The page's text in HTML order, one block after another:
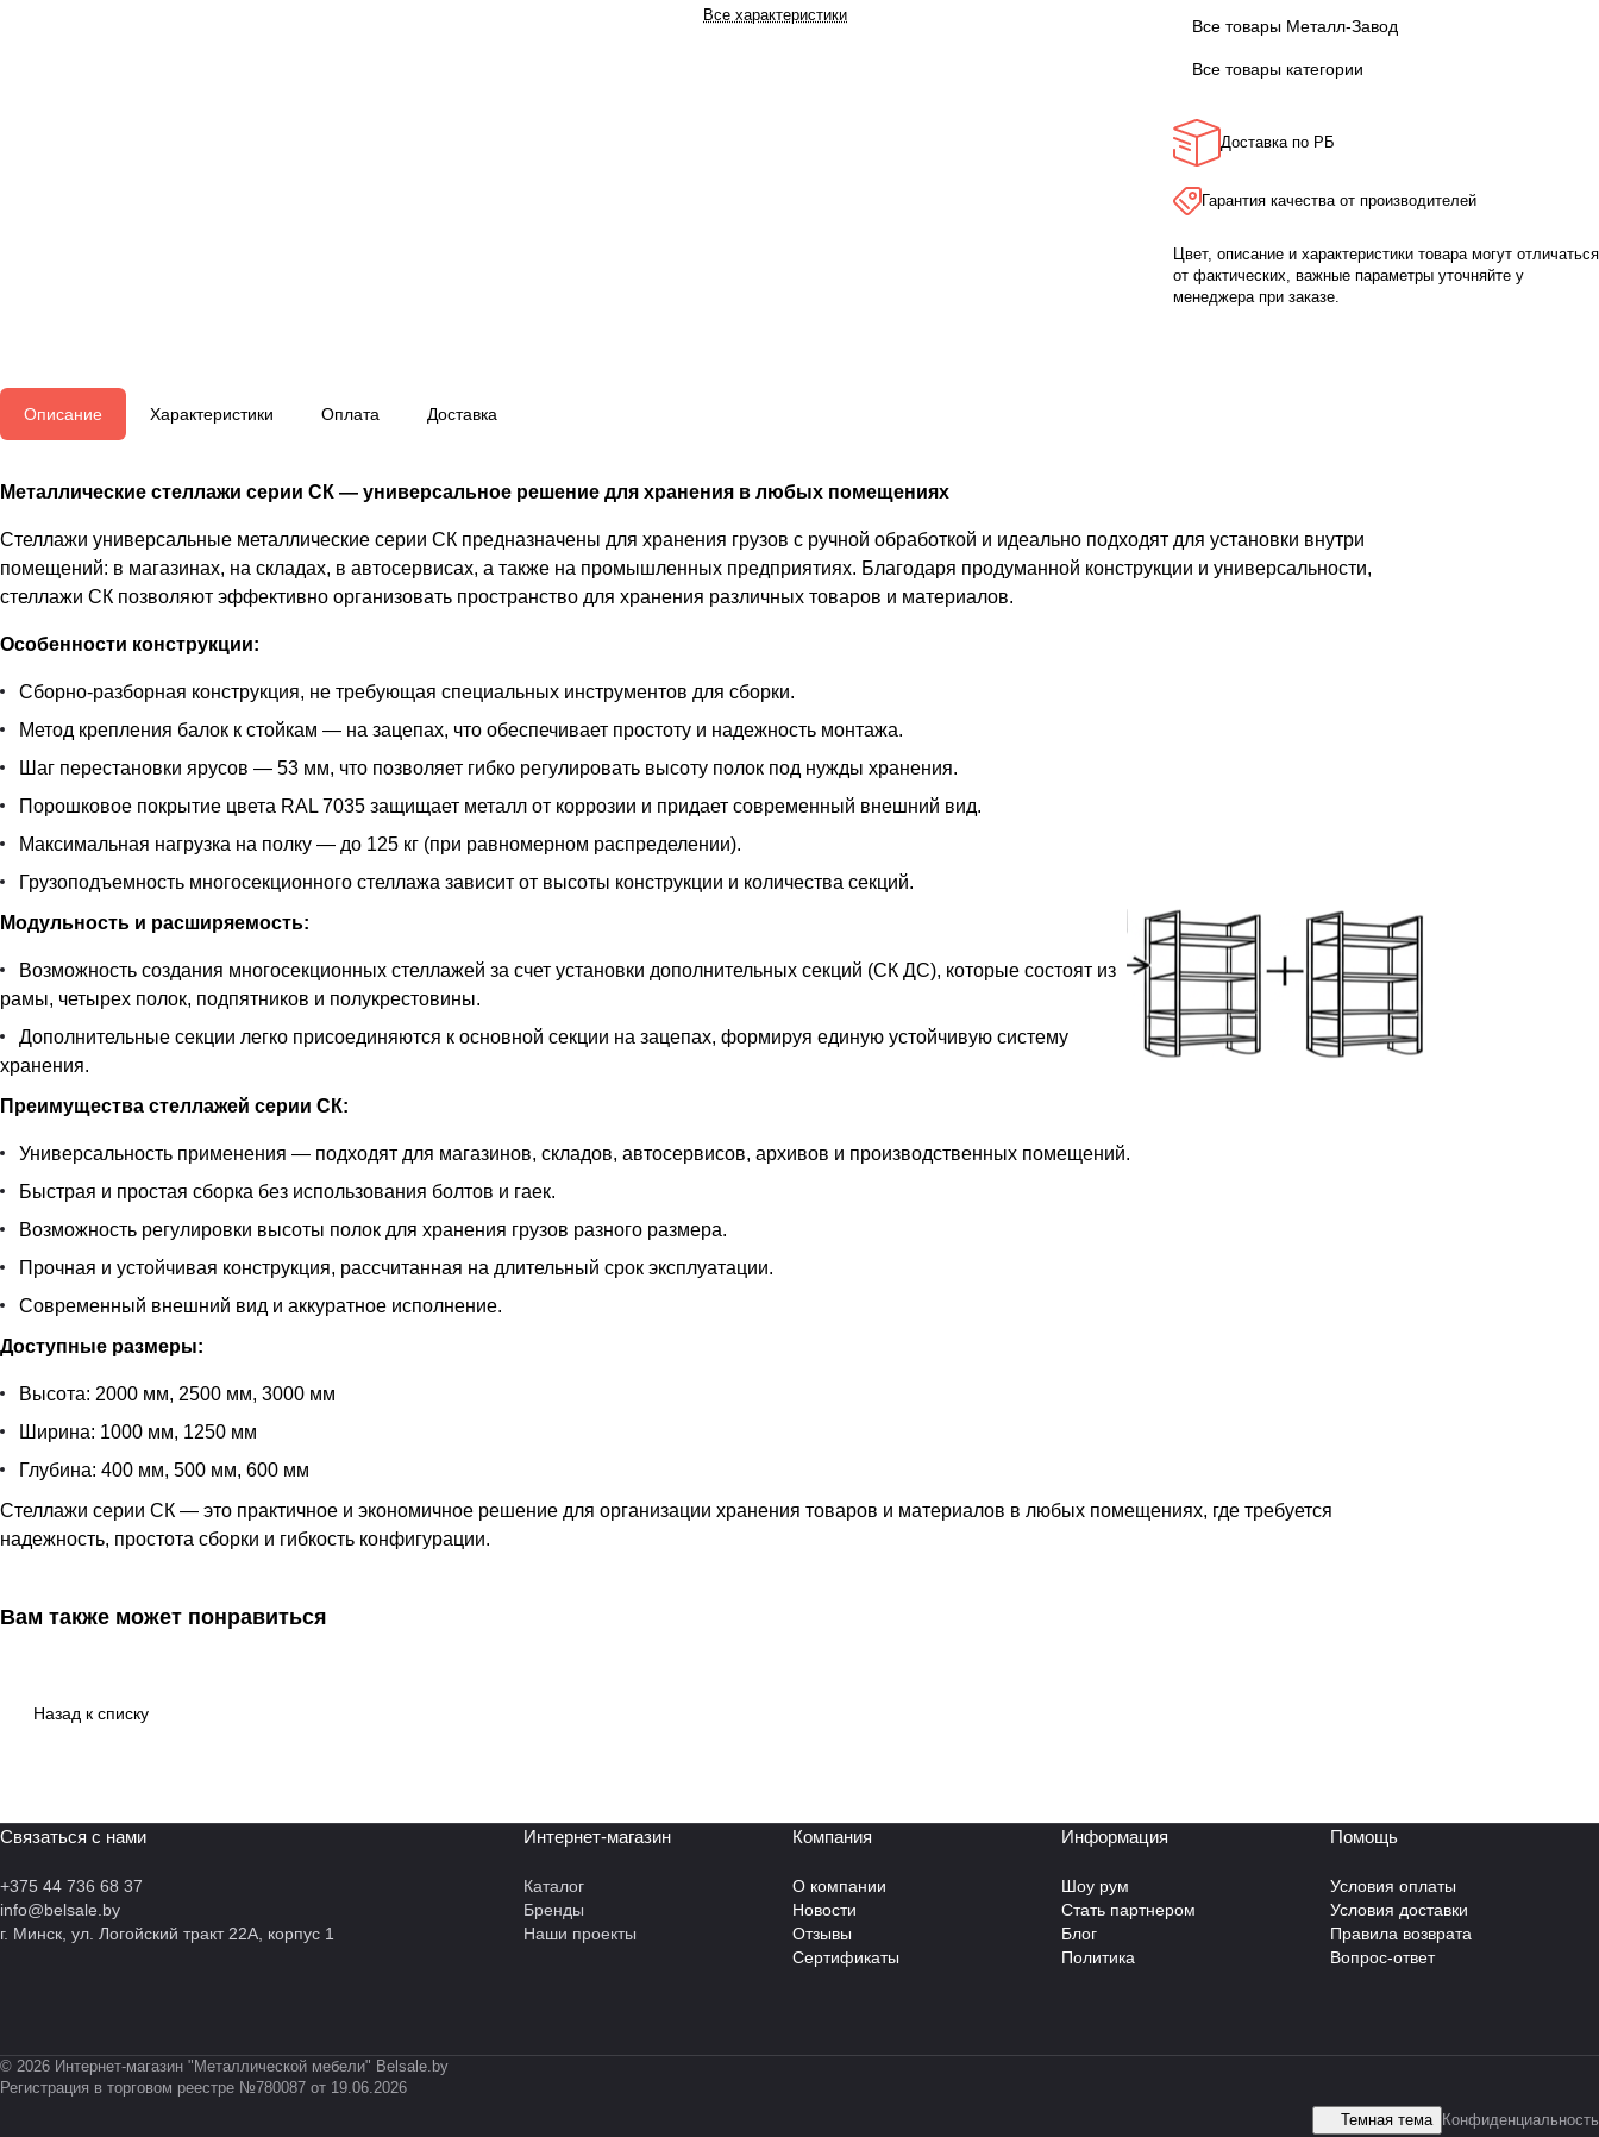
Все характеристики
Все товары Металл-Завод
Все товары категории
Доставка по РБ
Гарантия качества от производителей
Цвет, описание и характеристики товара могут отличаться
от фактических, важные параметры уточняйте у
менеджера при заказе.
Описание Характеристики Оплата Доставка
Металлические стеллажи серии СК — универсальное решение для хранения в любых помещениях
Стеллажи универсальные металлические серии СК предназначены для хранения грузов с ручной обработкой и идеально подходят для установки внутри
помещений: в магазинах, на складах, в автосервисах, а также на промышленных предприятиях. Благодаря продуманной конструкции и универсальности,
стеллажи СК позволяют эффективно организовать пространство для хранения различных товаров и материалов.
Особенности конструкции:
Сборно-разборная конструкция, не требующая специальных инструментов для сборки.
Метод крепления балок к стойкам — на зацепах, что обеспечивает простоту и надежность монтажа.
Шаг перестановки ярусов — 53 мм, что позволяет гибко регулировать высоту полок под нужды хранения.
Порошковое покрытие цвета RAL 7035 защищает металл от коррозии и придает современный внешний вид.
Максимальная нагрузка на полку — до 125 кг (при равномерном распределении).
Грузоподъемность многосекционного стеллажа зависит от высоты конструкции и количества секций.
Модульность и расширяемость:
Возможность создания многосекционных стеллажей за счет установки дополнительных секций (СК ДС), которые состоят из
рамы, четырех полок, подпятников и полукрестовины.
Дополнительные секции легко присоединяются к основной секции на зацепах, формируя единую устойчивую систему
хранения.
Преимущества стеллажей серии СК:
Универсальность применения — подходят для магазинов, складов, автосервисов, архивов и производственных помещений.
Быстрая и простая сборка без использования болтов и гаек.
Возможность регулировки высоты полок для хранения грузов разного размера.
Прочная и устойчивая конструкция, рассчитанная на длительный срок эксплуатации.
Современный внешний вид и аккуратное исполнение.
Доступные размеры:
Высота: 2000 мм, 2500 мм, 3000 мм
Ширина: 1000 мм, 1250 мм
Глубина: 400 мм, 500 мм, 600 мм
Стеллажи серии СК — это практичное и экономичное решение для организации хранения товаров и материалов в любых помещениях, где требуется
надежность, простота сборки и гибкость конфигурации.
Вам также может понравиться
Назад к списку
Связаться с нами
+375 44 736 68 37
info@belsale.by
г. Минск, ул. Логойский тракт 22А, корпус 1
Интернет-магазин
Каталог
Бренды
Наши проекты
Компания
О компании
Новости
Отзывы
Сертификаты
Информация
Шоу рум
Стать партнером
Блог
Политика
Помощь
Условия оплаты
Условия доставки
Правила возврата
Вопрос-ответ
© 2026 Интернет-магазин "Металлической мебели" Belsale.by
Регистрация в торговом реестре №780087 от 19.06.2026
Темная тема
Конфиденциальность